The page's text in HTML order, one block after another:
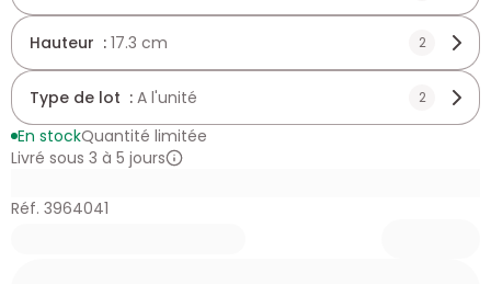
Hauteur : 17.3 cm 2
Type de lot : A l'unité 2
En stockQuantité limitée
Livré sous 3 à 5 jours
Réf. 3964041